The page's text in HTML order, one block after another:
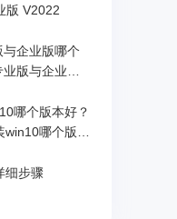
版 V2022
企业版哪个
版与企业版
哪个版本好？
win10哪个版
细步骤